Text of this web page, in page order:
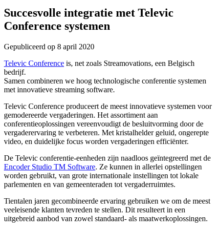
Succesvolle integratie met Televic
Conference systemen
Gepubliceerd op 8 april 2020
Televic Conference is, net zoals Streamovations, een Belgisch
bedrijf.
Samen combineren we hoog technologische conferentie systemen
met innovatieve streaming software.
Televic Conference produceert de meest innovatieve systemen voor
gemodereerde vergaderingen. Het assortiment aan
conferentieoplossingen vereenvoudigt de besluitvorming door de
vergaderervaring te verbeteren. Met kristalhelder geluid, ongerepte
video, en duidelijke focus worden vergaderingen efficiënter.
De Televic conferentie-eenheden zijn naadloos geïntegreerd met de
Encoder Studio TM Software. Ze kunnen in allerlei opstellingen
worden gebruikt, van grote internationale instellingen tot lokale
parlementen en van gemeenteraden tot vergaderruimtes.
Tientalen jaren gecombineerde ervaring gebruiken we om de meest
veeleisende klanten tevreden te stellen. Dit resulteert in een
uitgebreid aanbod van zowel standaard- als maatwerkoplossingen.